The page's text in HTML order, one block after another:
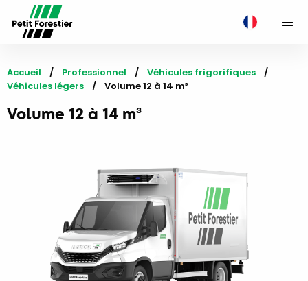
Accueil Professionnel
Véhicules frigorifiques
Véhicules légers
Current:
Volume 12 à 14 m³
Volume 12 à 14 m³